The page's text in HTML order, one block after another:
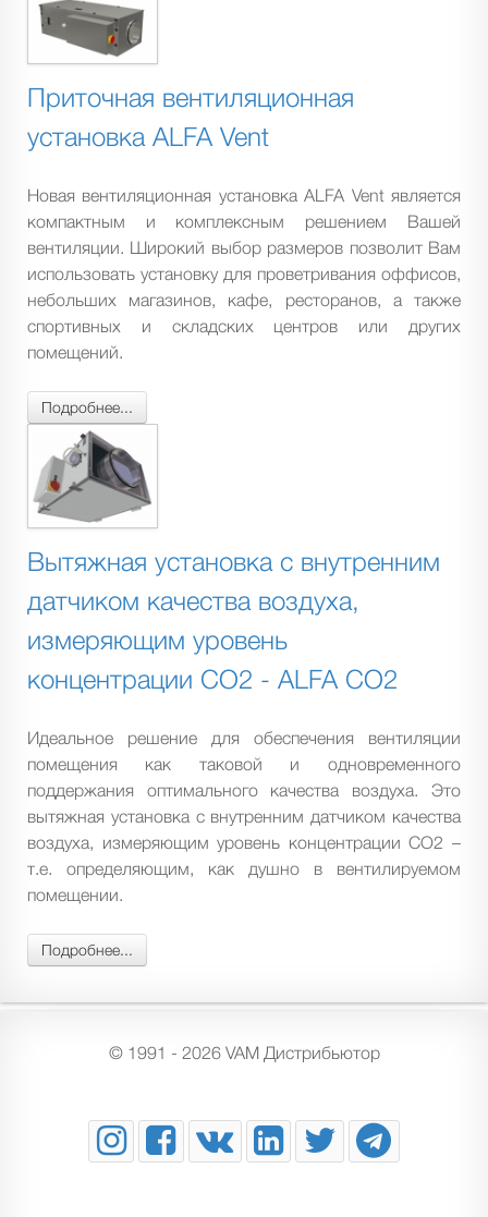
Приточная вентиляционная
установка ALFA Vent
Новая вентиляционная установка ALFA Vent является
компактным и комплексным решением Вашей
вентиляции. Широкий выбор размеров позволит Вам
использовать установку для проветривания оффисов,
небольших магазинов, кафе, ресторанов, а также
спортивных и складских центров или других
помещений.
Подробнее...
Вытяжная установка с внутренним
датчиком качества воздуха,
измеряющим уровень
концентрации CO2 - ALFA CO2
Идеальное решение для обеспечения вентиляции
помещения как таковой и одновременного
поддержания оптимального качества воздуха. Это
вытяжная установка с внутренним датчиком качества
воздуха, измеряющим уровень концентрации CO2 –
т.е. определяющим, как душно в вентилируемом
помещении.
Подробнее...
© 1991 - 2026 VAM Дистрибьютор